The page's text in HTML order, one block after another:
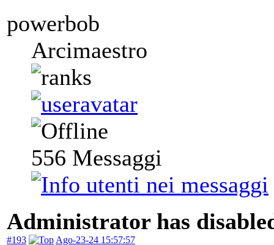
powerbob
Arcimaestro
556 Messaggi
Administrator has
#193 Ago-23-24 15:57:57